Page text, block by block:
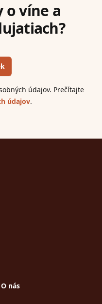
o víne a
údajov. Prečítajte
údajov.
O nás